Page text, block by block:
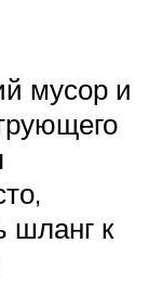
мусор и
шланг к